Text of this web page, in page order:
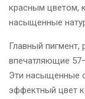
красным цветом,
насыщенные
Главный пигмент,
впечатляющие
Эти насыщенные
эффектный цвет